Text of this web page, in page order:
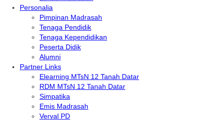
Personalia
Pimpinan Madrasah
Tenaga Pendidik
Tenaga Kependidikan
Peserta Didik
Alumni
Partner Links
Elearning MTsN 12 Tanah Datar
RDM MTsN 12 Tanah Datar
Simpatika
Emis Madrasah
Verval PD